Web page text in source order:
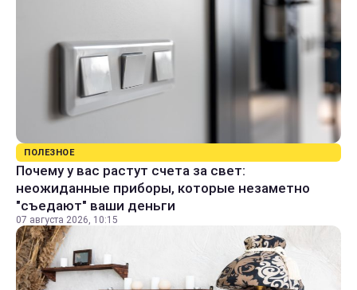
ПОЛЕЗНОЕ
Почему у вас растут счета за свет:
неожиданные приборы, которые незаметно
"съедают" ваши деньги
07 августа 2026, 10:15